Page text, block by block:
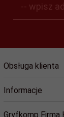
-- wpisz
Obsługa klienta
Informacje
Gryfkomp Firma